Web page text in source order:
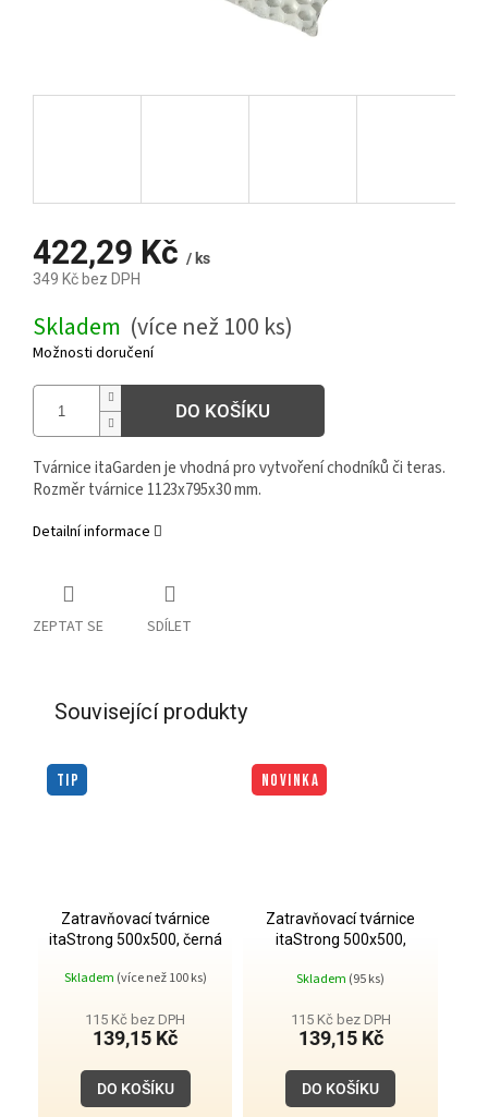
422,29 Kč / ks
349 Kč bez DPH
cena:
Skladem (více než 100 ks)
Možnosti doručení
DO KOŠÍKU
Tvárnice itaGarden je vhodná pro vytvoření chodníků či teras.
Rozměr tvárnice 1123x795x30 mm.
Detailní informace
ZEPTAT SE SDÍLET
Související produkty
TIP
Zatravňovací tvárnice
itaStrong 500x500, černá
hodnocení
je
5,0
5
hvězdiček.
Skladem (více než 100 ks)
115 Kč bez DPH
139,15 Kč
DO KOŠÍKU
NOVINKA
Zatravňovací tvárnice
itaStrong 500x500,
Skladem (95 ks)
115 Kč bez DPH
139,15 Kč
DO KOŠÍKU